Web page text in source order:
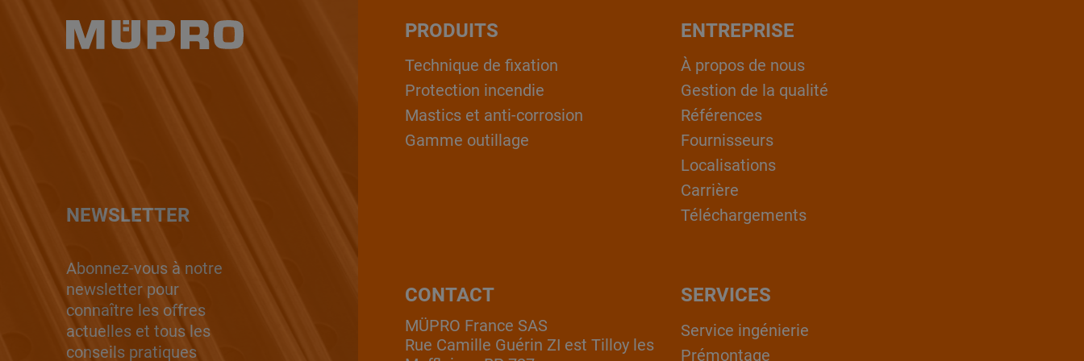
NEWSLETTER
Abonnez-vous à notre
newsletter pour
connaître les offres
actuelles et tous les
conseils pratiques
PRODUITS
Technique de fixation
Protection incendie
Mastics et anti-corrosion
Gamme outillage
ENTREPRISE
À propos de nous
Gestion de la qualité
Références
Fournisseurs
Localisations
Carrière
Téléchargements
CONTACT
MÜPRO France SAS
Rue Camille Guérin ZI est Tilloy les
SERVICES
Service ingénierie
Prémontage